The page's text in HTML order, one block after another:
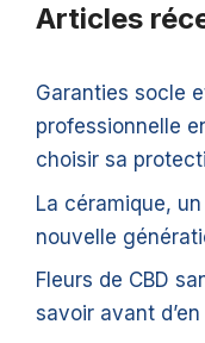
Articles
Garanties socle
professionnelle
choisir sa
La céramique,
nouvelle
Fleurs de CBD
savoir avant